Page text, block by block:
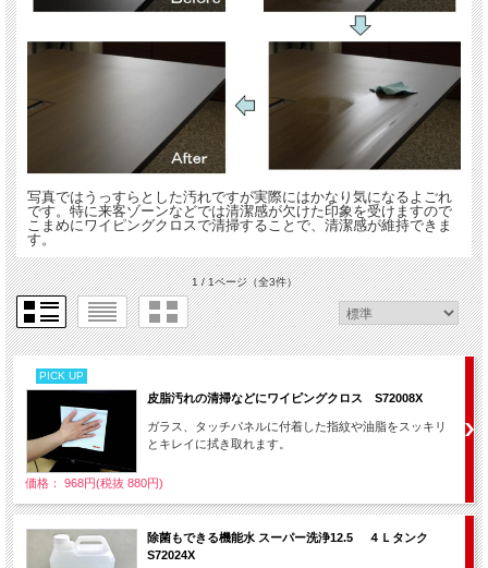
写真ではうっすらとした汚れですが実際にはかなり気になるよごれ
です。特に来客ゾーンなどでは清潔感が欠けた印象を受けますので
こまめにワイピングクロスで清掃することで、清潔感が維持できま
す。
1 / 1ページ（全3件）
PICK UP
皮脂汚れの清掃などにワイピングクロス S72008X
ガラス、タッチパネルに付着した指紋や油脂をスッキリ
とキレイに拭き取れます。
価格： 968円(税抜 880円)
除菌もできる機能水 スーパー洗浄12.5 ４Ｌタンク
S72024X